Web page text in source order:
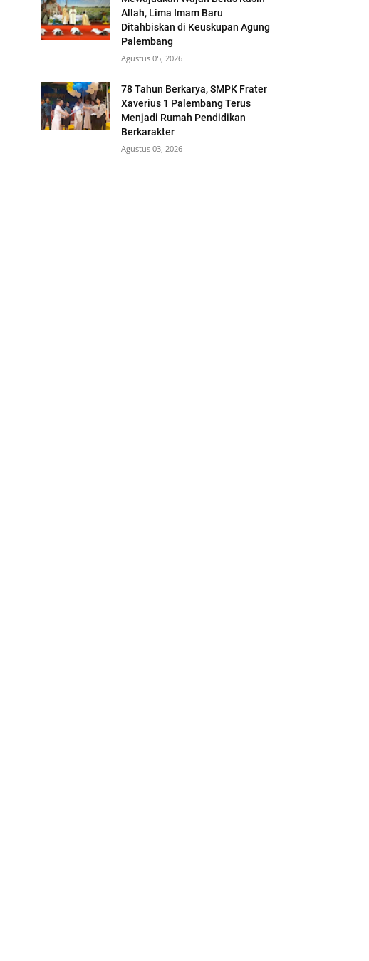
Allah, Lima Imam Baru
Ditahbiskan di Keuskupan Agung
Palembang
Agustus 05, 2026
78 Tahun Berkarya, SMPK Frater
Xaverius 1 Palembang Terus
Menjadi Rumah Pendidikan
Berkarakter
Agustus 03, 2026